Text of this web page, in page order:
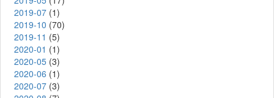
2019-07 (1)
2019-10 (70)
2019-11 (5)
2020-01 (1)
2020-05 (3)
2020-06 (1)
2020-07 (3)